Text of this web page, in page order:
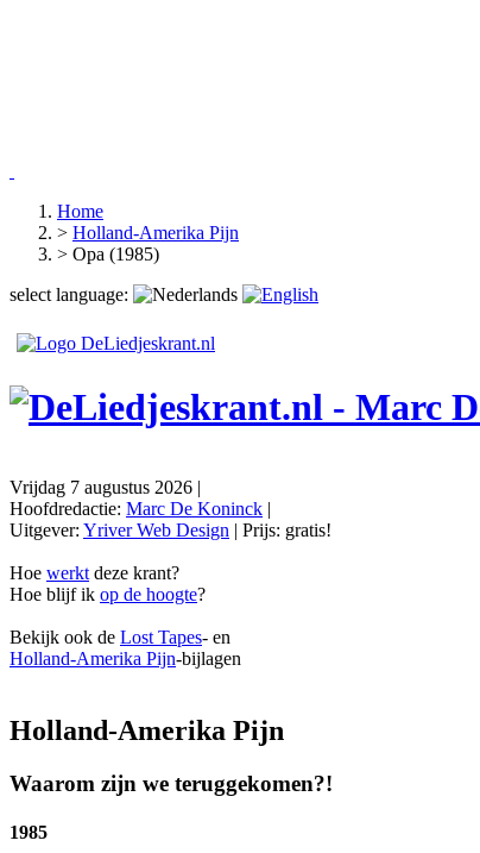
Home
> Holland-Amerika Pijn
> Opa (1985)
select language:
Vrijdag 7 augustus 2026 |
Hoofdredactie: Marc De Koninck |
Uitgever: Yriver Web Design | Prijs: gratis!
Hoe werkt deze krant?
Hoe blijf ik op de hoogte?
Bekijk ook de Lost Tapes- en
Holland-Amerika Pijn-bijlagen
Holland-Amerika Pijn
Waarom zijn we teruggekomen?!
1985